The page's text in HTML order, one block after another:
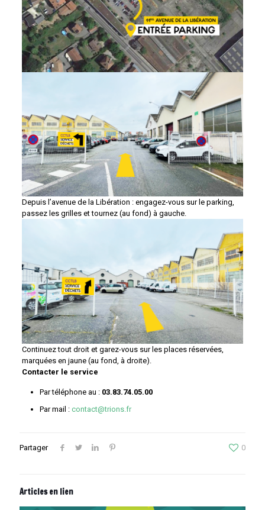
Depuis l’avenue de la Libération : engagez-vous sur le parking,
passez les grilles et tournez (au fond) à gauche.
Continuez tout droit et garez-vous sur les places réservées,
marquées en jaune (au fond, à droite).
Contacter le service
Par téléphone au : 03.83.74.05.00
Par mail : contact@trions.fr
Partager 0
Articles en lien